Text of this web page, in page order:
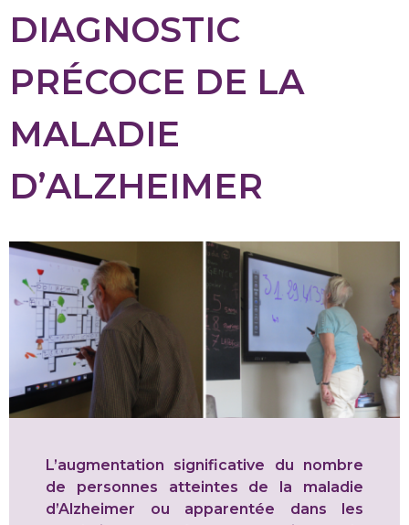
DIAGNOSTIC
PRÉCOCE DE LA
MALADIE
D’ALZHEIMER
L’augmentation significative du nombre
de personnes atteintes de la maladie
d’Alzheimer ou apparentée dans les